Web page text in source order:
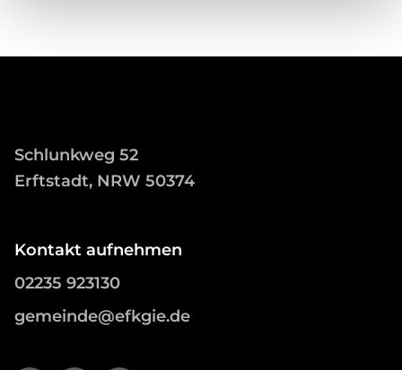
Schlunkweg 52
Erftstadt, NRW 50374
Kontakt aufnehmen
02235 923130
gemeinde@efkgie.de